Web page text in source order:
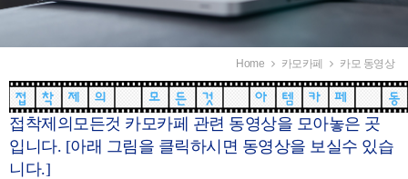
Home 카모카페 카모 동영상
접착제의모든것 카모카페 관련 동영상을 모아놓은 곳
입니다. [아래 그림을 클릭하시면 동영상을 보실수 있습
니다.]